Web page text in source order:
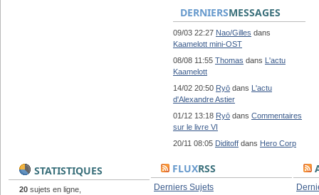
DERNIERSMESSAGES
09/03 22:27 Nao/Gilles dans
Kaamelott mini-OST
08/08 11:55 Thomas dans L'actu
Kaamelott
14/02 20:50 Ryō dans L'actu
d'Alexandre Astier
01/12 13:18 Ryō dans Commentaires
sur le livre VI
20/11 08:05 Diditoff dans Hero Corp
STATISTIQUES
20 sujets en ligne,
FLUXRSS
Derniers Sujets